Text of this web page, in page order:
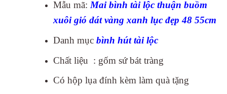
Mẫu mã:Mai bình tài lộc thuận buồm
xuôi gió dát vàng xanh lục đẹp 48 55cm
Danh mục bình hút tài lộc
Chất liệu : gốm sứ bát tràng
Có hộp lụa đính kèm làm quà tặng